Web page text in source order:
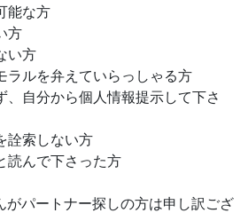
能な方
方
い方
ルを弁えていらっしゃる方
自分から個人情報提示して下さ
詮索しない方
んで下さった方
がパートナー探しの方は申し訳ござ